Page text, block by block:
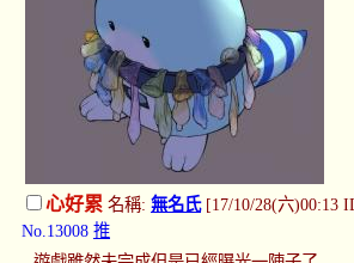
心好累 名稱: 無名氏[17/10/28(六)00:13
No.13008 推